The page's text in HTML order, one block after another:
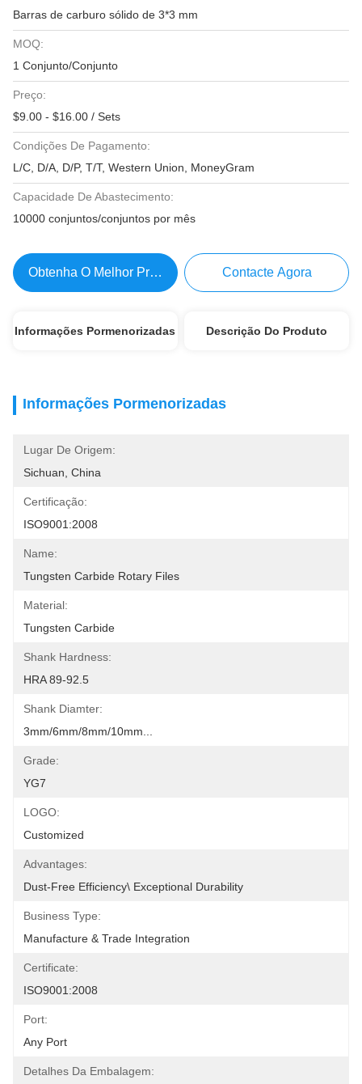
Barras de carburo sólido de 3*3 mm
MOQ:
1 Conjunto/Conjunto
Preço:
$9.00 - $16.00 / Sets
Condições De Pagamento:
L/C, D/A, D/P, T/T, Western Union, MoneyGram
Capacidade De Abastecimento:
10000 conjuntos/conjuntos por mês
Obtenha O Melhor Preço Contacte Agora
Informações Pormenorizadas Descrição Do Produto
Informações Pormenorizadas
Lugar De Origem:
Sichuan, China
Certificação:
ISO9001:2008
Name:
Tungsten Carbide Rotary Files
Material:
Tungsten Carbide
Shank Hardness:
HRA 89-92.5
Shank Diamter:
3mm/6mm/8mm/10mm...
Grade:
YG7
LOGO:
Customized
Advantages:
Dust-Free Efficiency\ Exceptional Durability
Business Type:
Manufacture & Trade Integration
Certificate:
ISO9001:2008
Port:
Any Port
Detalhes Da Embalagem: